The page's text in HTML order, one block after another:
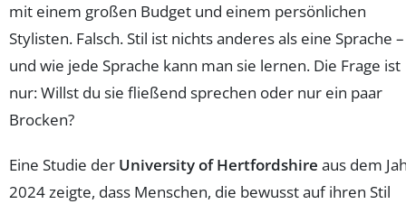
mit einem großen Budget und einem persönlichen
Stylisten. Falsch. Stil ist nichts anderes als eine Sprache –
und wie jede Sprache kann man sie lernen. Die Frage ist
nur: Willst du sie fließend sprechen oder nur ein paar
Brocken?
Eine Studie der University of Hertfordshire aus dem
2024 zeigte, dass Menschen, die bewusst auf ihren Stil